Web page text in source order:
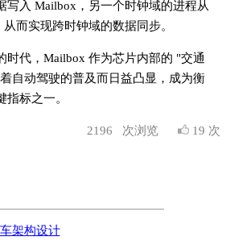
写入 Mailbox，另一个时钟域的进程从
而实现跨时钟域的数据同步。
时代，Mailbox 作为芯片内部的 "交通
自动驾驶的普及而日益凸显，成为衡
标之一。
2196 次浏览 19 次
架构设计